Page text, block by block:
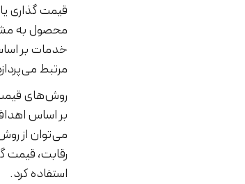
قیمت گذاری
محصول به
خدمات بر
مرتبط
روش‌های
بر اساس
می‌توان از
رقابت، قیمت
استفاده کرد.